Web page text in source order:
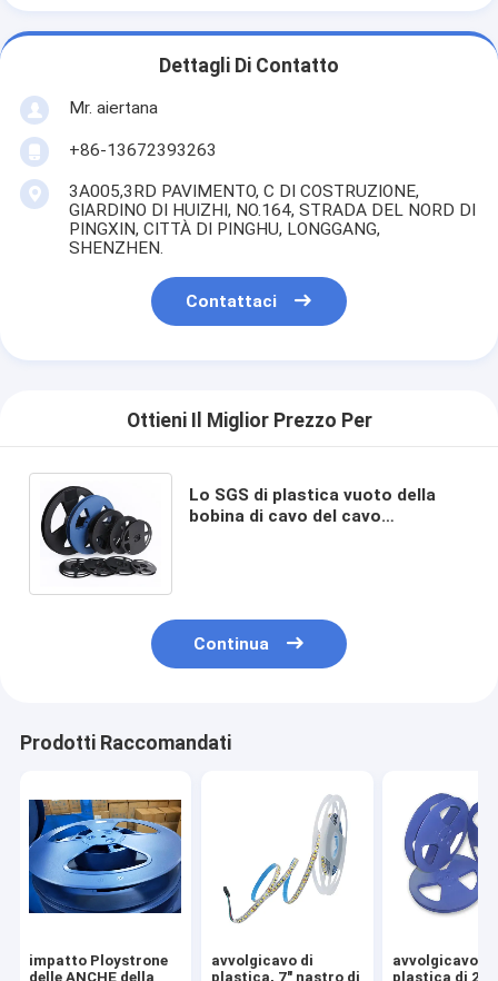
Dettagli Di Contatto
Mr. aiertana
+86-13672393263
3A005,3RD PAVIMENTO, C DI COSTRUZIONE,
GIARDINO DI HUIZHI, NO.164, STRADA DEL NORD DI
PINGXIN, CITTÀ DI PINGHU, LONGGANG,
SHENZHEN.
Contattaci
Ottieni Il Miglior Prezzo Per
Lo SGS di plastica vuoto della
bobina di cavo del cavo
Continua
Prodotti Raccomandati
impatto Ploystrone
delle ANCHE della
avvolgicavo di
plastica, 7" nastro di
avvolgicavo di
plastica di